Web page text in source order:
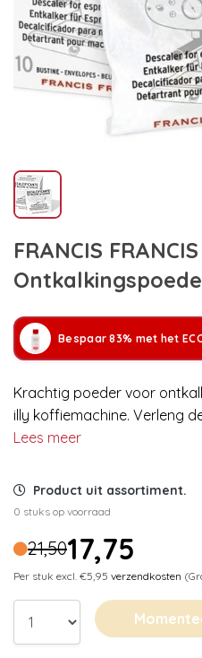
FRANCIS FRANCIS
Bespaar 83% met het
Krachtig poeder voor
illy koffiemachine. Verleng
Lees meer
Product uit assortiment.
0 stuks op voorraad
21,5017,75
Per stuk excl. €5,95 verzendkosten